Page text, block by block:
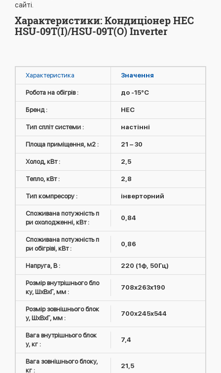
сайті.
Характеристики: Кондиціонер HEC
HSU-09T(I)/HSU-09T(O) Inverter
Характеристика Значення
Робота на обігрів : до -15°C
Бренд : HEC
Тип спліт системи : настінні
Площа приміщення, м2 : 21 – 30
Холод, кВт : 2,5
Тепло, кВт : 2,8
Тип компресору : інверторний
Споживана потужність п
ри охолодженні, кВт :
0,84
Споживана потужність п
ри обігріві, кВт :
0,86
Напруга, В : 220 (1ф, 50Гц)
Розмір внутрішнього бло
ку, ШxВxГ, мм :
708x263x190
Розмір зовнішнього блок
у, ШxВxГ, мм :
700x245x544
Вага внутрішнього блок
у, кг :
7,4
Вага зовнішнього блоку,
кг :
21,5